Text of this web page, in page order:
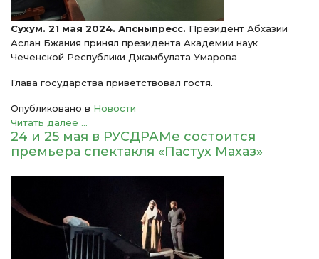
Сухум. 21 мая 2024. Апсныпресс. Президент Абхазии
Аслан Бжания принял президента Академии наук
Чеченской Республики Джамбулата Умарова
Глава государства приветствовал гостя.
Опубликовано в Новости
Читать далее ...
24 и 25 мая в РУСДРАМе состоится
премьера спектакля «Пастух Махаз»